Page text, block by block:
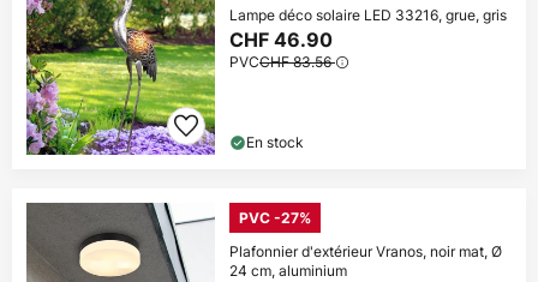
Lampe déco solaire LED 33216, grue, gris
CHF 46.90
PVCCHF 83.56
En stock
PVC -27%
Plafonnier d'extérieur Vranos, noir mat, Ø
24 cm, aluminium